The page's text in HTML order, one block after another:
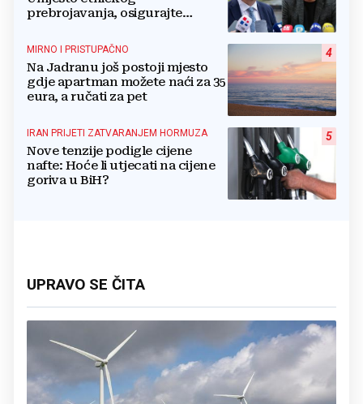
prebrojavanja, osigurajte
4
MIRNO I PRISTUPAČNO
Na Jadranu još postoji mjesto
gdje apartman možete naći za 35
eura, a ručati za pet
5
IRAN PRIJETI ZATVARANJEM HORMUZA
Nove tenzije podigle cijene
nafte: Hoće li utjecati na cijene
goriva u BiH?
UPRAVO SE ČITA